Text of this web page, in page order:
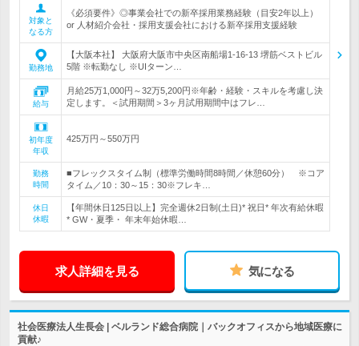
対象と
なる方
《必須要件》◎事業会社での新卒採用業務経験（目安2年以上）
or 人材紹介会社・採用支援会社における新卒採用支援経験
勤務地
【大阪本社】 大阪府大阪市中央区南船場1-16-13 堺筋ベストビル
5階 ※転勤なし ※UIターン…
給与
月給25万1,000円～32万5,200円※年齢・経験・スキルを考慮し決
定します。＜試用期間＞3ヶ月試用期間中はフレ…
初年度
年収
425万円～550万円
勤務
時間
■フレックスタイム制（標準労働時間8時間／休憩60分） ※コア
タイム／10：30～15：30※フレキ…
休日
休暇
【年間休日125日以上】完全週休2日制(土日)* 祝日* 年次有給休暇
* GW・夏季・ 年末年始休暇…
求人詳細を見る 気になる
社会医療法人生長会 | ベルランド総合病院｜バックオフィスから地域医療に
貢献♪